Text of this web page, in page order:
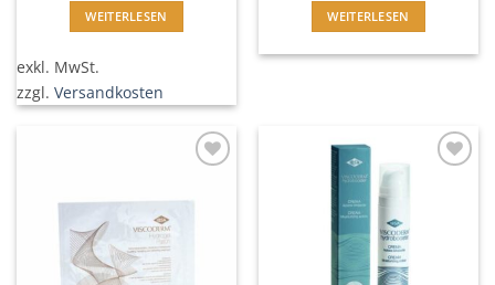
WEITERLESEN
exkl. MwSt.
zzgl. Versandkosten
WEITERLESEN
einfügen